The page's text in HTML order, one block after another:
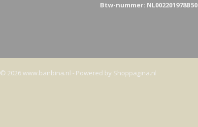
Btw-nummer: NL002201978B50
© 2026 www.banbina.nl - Powered by Shoppagina.nl